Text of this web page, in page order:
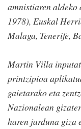
amnistiaren aldeko
1978), Euskal
Malaga, Tenerife,
Martin Villa
printzipioa
gaietarako eta
Nazionalean
haren jarduna giza